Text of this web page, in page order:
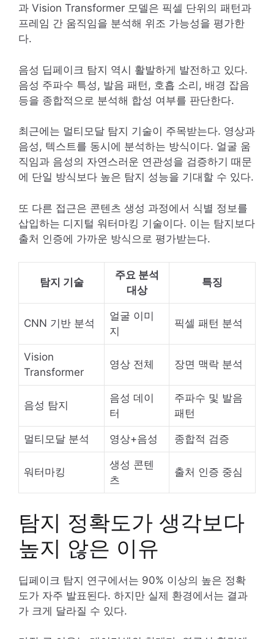
과 Vision Transformer 모델은 픽셀 단위의 패턴과
프레임 간 움직임을 분석해 위조 가능성을 평가한
다.
음성 딥페이크 탐지 역시 활발하게 발전하고 있다.
음성 주파수 특성, 발음 패턴, 호흡 소리, 배경 잡음
등을 종합적으로 분석해 합성 여부를 판단한다.
최근에는 멀티모달 탐지 기술이 주목받는다. 영상과
음성, 텍스트를 동시에 분석하는 방식이다. 얼굴 움
직임과 음성의 자연스러운 연관성을 검증하기 때문
에 단일 방식보다 높은 탐지 성능을 기대할 수 있다.
또 다른 접근은 콘텐츠 생성 과정에서 식별 정보를
삽입하는 디지털 워터마킹 기술이다. 이는 탐지보다
출처 인증에 가까운 방식으로 평가받는다.
탐지 기술
주요 분석
대상
특징
CNN 기반 분석
얼굴 이미
지
픽셀 패턴 분석
Vision
Transformer
영상 전체 장면 맥락 분석
음성 탐지
음성 데이
터
주파수 및 발음
패턴
멀티모달 분석 영상+음성 종합적 검증
워터마킹
생성 콘텐
츠
출처 인증 중심
탐지 정확도가 생각보다
높지 않은 이유
딥페이크 탐지 연구에서는 90% 이상의 높은 정확
도가 자주 발표된다. 하지만 실제 환경에서는 결과
가 크게 달라질 수 있다.